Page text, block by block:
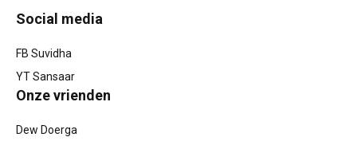
Social media
FB Suvidha
YT Sansaar
Onze vrienden
Dew Doerga